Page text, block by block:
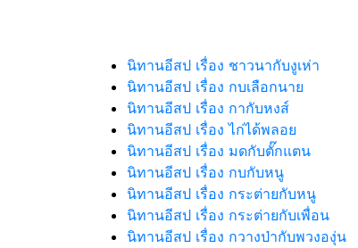
นิทานอีสป เรื่อง ชาวนากับงูเห่า
นิทานอีสป เรื่อง กบเลือกนาย
นิทานอีสป เรื่อง กากับหงส์
นิทานอีสป เรื่อง ไก่ได้พลอย
นิทานอีสป เรื่อง มดกับตั๊กแตน
นิทานอีสป เรื่อง กบกับหนู
นิทานอีสป เรื่อง กระต่ายกับหนู
นิทานอีสป เรื่อง กระต่ายกับเพื่อน
นิทานอีสป เรื่อง กวางป่ากับพวงองุ่น